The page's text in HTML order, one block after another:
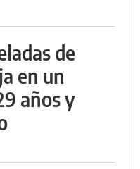
de
en un
años y